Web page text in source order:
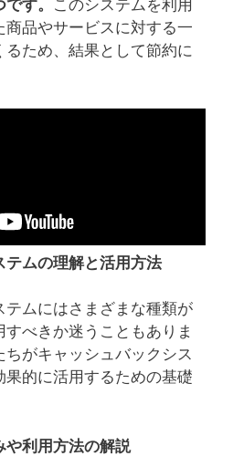
す。 このシステムを利用
品やサービスに対する一
ため、結果として節約に
テムの理解と活用方法
テムにはさまざまな種類が
べきか迷うこともありま
がキャッシュバックシス
的に活用するための基礎
や利用方法の解説